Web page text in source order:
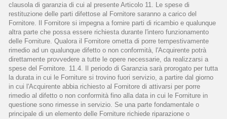
clausola di garanzia di cui al presente Articolo 11. Le spese di
restituzione delle parti difettose al Fornitore saranno a carico del
Fornitore. Il Fornitore si impegna a fornire parti di ricambio e qualunque
altra parte che possa essere richiesta durante l'intero funzionamento
delle Forniture. Qualora il Fornitore ometta di porre tempestivamente
rimedio ad un qualunque difetto o non conformità, l'Acquirente potrà
direttamente provvedere a tutte le opere necessarie, da realizzarsi a
spese del Fornitore. 11.4. Il periodo di Garanzia sarà prorogato per tutta
la durata in cui le Forniture si trovino fuori servizio, a partire dal giorno
in cui l'Acquirente abbia richiesto al Fornitore di attivarsi per porre
rimedio al difetto o non conformità fino alla data in cui le Forniture in
questione sono rimesse in servizio. Se una parte fondamentale o
principale di un elemento delle Forniture richiede riparazione o